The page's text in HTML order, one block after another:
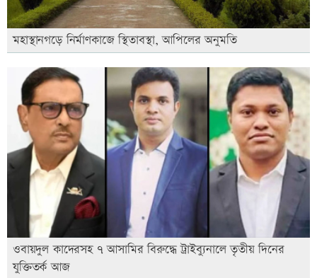
মহাস্থানগড়ে নির্মাণকাজে স্থিতাবস্থা, আপিলের অনুমতি
ওবায়দুল কাদেরসহ ৭ আসামির বিরুদ্ধে ট্রাইব্যুনালে তৃতীয় দিনের
যুক্তিতর্ক আজ